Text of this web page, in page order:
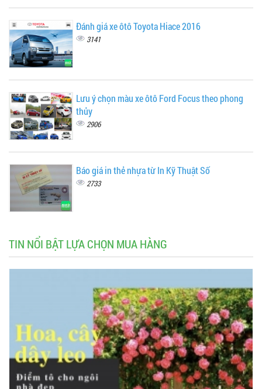
Đánh giá xe ôtô Toyota Hiace 2016
3141
Lưu ý chọn màu xe ôtô Ford Focus theo phong
thủy
2906
Báo giá in thẻ nhựa từ In Kỹ Thuật Số
2733
TIN NỔI BẬT LỰA CHỌN MUA HÀNG